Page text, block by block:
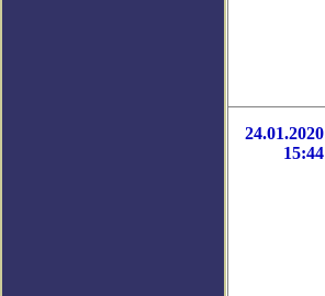
24.01.2020
15:44